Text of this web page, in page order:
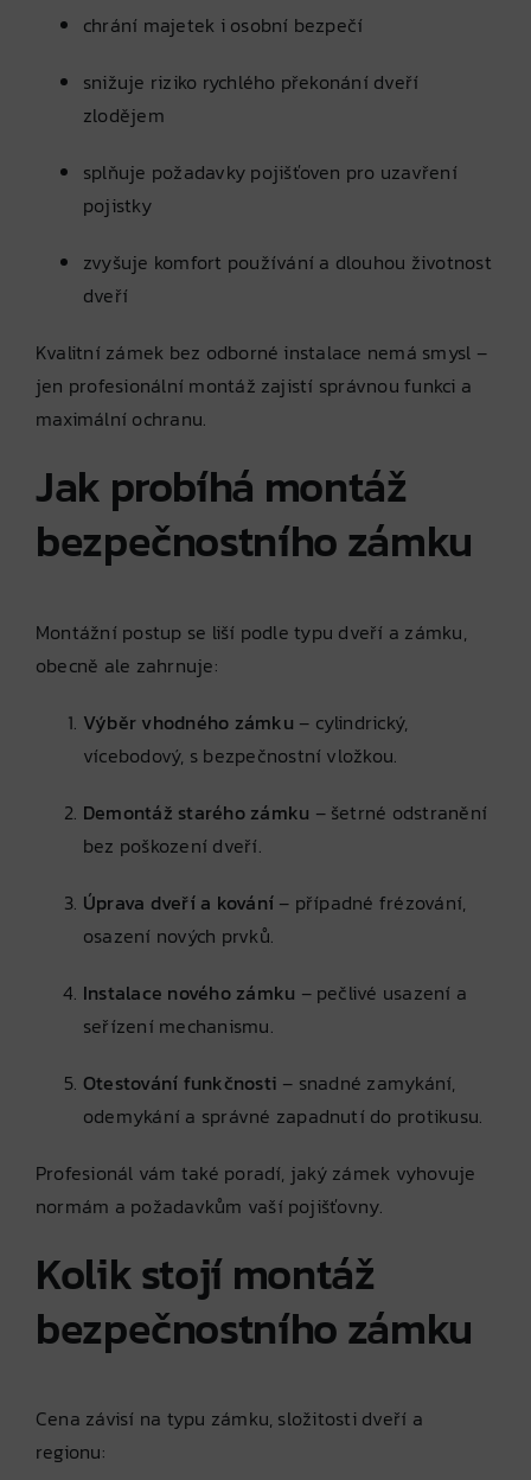
chrání majetek i osobní bezpečí
snižuje riziko rychlého překonání dveří
zlodějem
splňuje požadavky pojišťoven pro uzavření
pojistky
zvyšuje komfort používání a dlouhou životnost
dveří
Kvalitní zámek bez odborné instalace nemá smysl –
jen profesionální montáž zajistí správnou funkci a
maximální ochranu.
Jak probíhá montáž
bezpečnostního zámku
Montážní postup se liší podle typu dveří a zámku,
obecně ale zahrnuje:
Výběr vhodného zámku – cylindrický,
vícebodový, s bezpečnostní vložkou.
Demontáž starého zámku – šetrné odstranění
bez poškození dveří.
Úprava dveří a kování – případné frézování,
osazení nových prvků.
Instalace nového zámku – pečlivé usazení a
seřízení mechanismu.
Otestování funkčnosti – snadné zamykání,
odemykání a správné zapadnutí do protikusu.
Profesionál vám také poradí, jaký zámek vyhovuje
normám a požadavkům vaší pojišťovny.
Kolik stojí montáž
bezpečnostního zámku
Cena závisí na typu zámku, složitosti dveří a
regionu: